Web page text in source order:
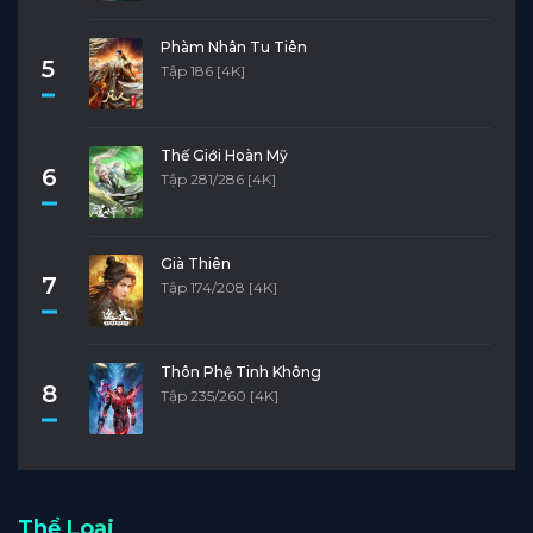
5
Phàm Nhân Tu Tiên
Tập 186 [4K]
6
Thế Giới Hoàn Mỹ
Tập 281/286 [4K]
7
Già Thiên
Tập 174/208 [4K]
8
Thôn Phệ Tinh Không
Tập 235/260 [4K]
Thể Loại